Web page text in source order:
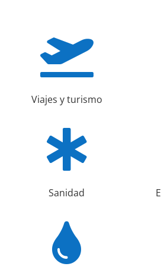

Viajes y turismo

Sanidad
